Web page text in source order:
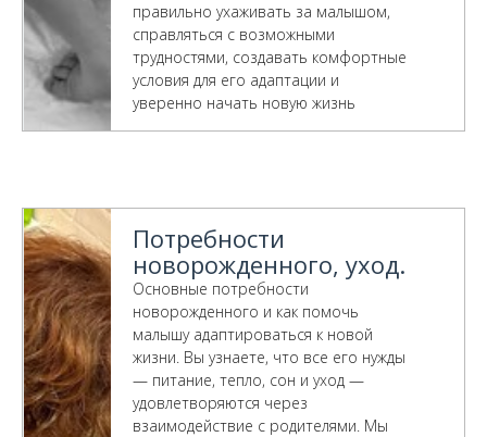
правильно ухаживать за малышом,
справляться с возможными
трудностями, создавать комфортные
условия для его адаптации и
уверенно начать новую жизнь
Потребности
новорожденного, уход.
Основные потребности
новорожденного и как помочь
малышу адаптироваться к новой
жизни. Вы узнаете, что все его нужды
— питание, тепло, сон и уход —
удовлетворяются через
взаимодействие с родителями. Мы